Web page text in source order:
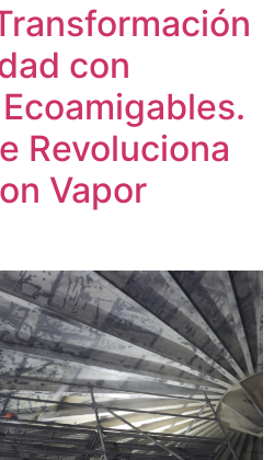
con
Revoluciona
Vapor